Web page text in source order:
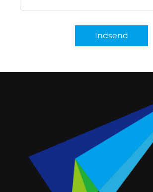
Indsend